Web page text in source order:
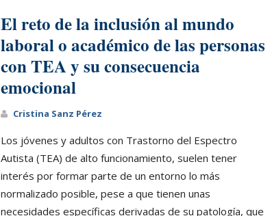
El reto de la inclusión al mundo
laboral o académico de las personas
con TEA y su consecuencia
emocional
Cristina Sanz Pérez
Los jóvenes y adultos con Trastorno del Espectro
Autista (TEA) de alto funcionamiento, suelen tener
interés por formar parte de un entorno lo más
normalizado posible, pese a que tienen unas
necesidades específicas derivadas de su patología, que